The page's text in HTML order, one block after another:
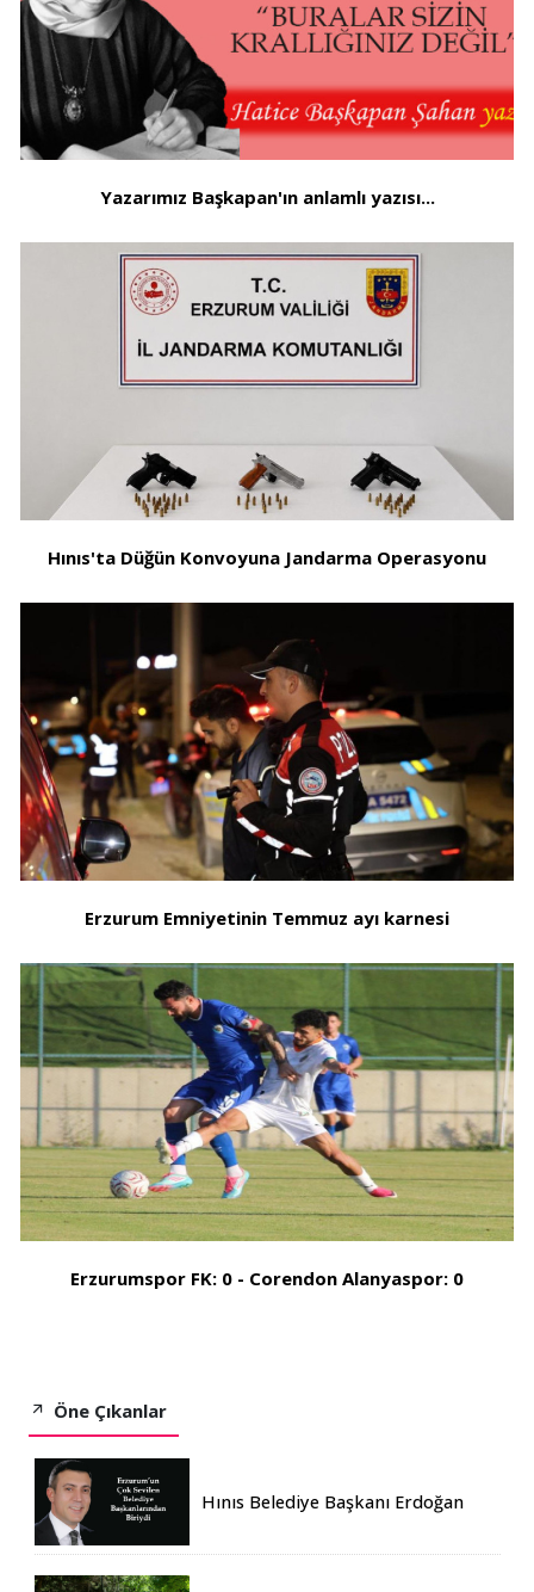
Yazarımız Başkapan'ın anlamlı yazısı...
Hınıs'ta Düğün Konvoyuna Jandarma Operasyonu
Erzurum Emniyetinin Temmuz ayı karnesi
Erzurumspor FK: 0 - Corendon Alanyaspor: 0
Öne Çıkanlar
Hınıs Belediye Başkanı Erdoğan